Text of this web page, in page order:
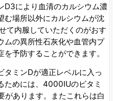
D3により血清のカルシウム濃
む場所以外にカルシウムが沈
て内服していただくのがおす
ムの異所性石灰化や血管内プ
予防することができます。
タミンDが適正レベルに入っ
ためには、4000IUのビタミ
があります。またこれらは白